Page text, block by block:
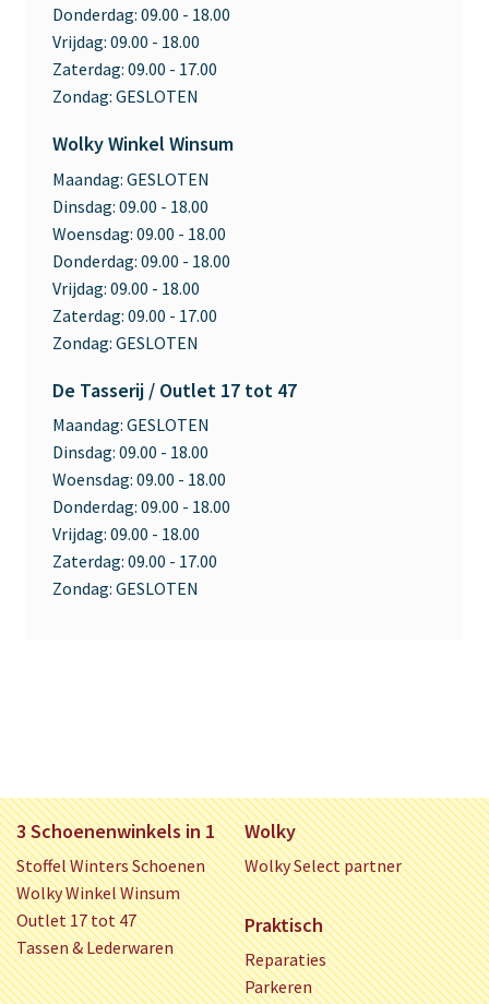
Donderdag: 09.00 - 18.00
Vrijdag: 09.00 - 18.00
Zaterdag: 09.00 - 17.00
Zondag: GESLOTEN
Wolky Winkel Winsum
Maandag: GESLOTEN
Dinsdag: 09.00 - 18.00
Woensdag: 09.00 - 18.00
Donderdag: 09.00 - 18.00
Vrijdag: 09.00 - 18.00
Zaterdag: 09.00 - 17.00
Zondag: GESLOTEN
De Tasserij / Outlet 17 tot 47
Maandag: GESLOTEN
Dinsdag: 09.00 - 18.00
Woensdag: 09.00 - 18.00
Donderdag: 09.00 - 18.00
Vrijdag: 09.00 - 18.00
Zaterdag: 09.00 - 17.00
Zondag: GESLOTEN
3 Schoenenwinkels in 1
Stoffel Winters Schoenen
Wolky Winkel Winsum
Outlet 17 tot 47
Tassen & Lederwaren
Wolky
Wolky Select partner
Praktisch
Reparaties
Parkeren